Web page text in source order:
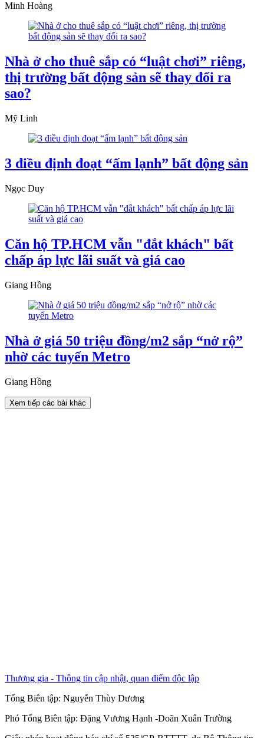
Minh Hoàng
Nhà ở cho thuê sắp có “luật chơi” riêng,
thị trường bất động sản sẽ thay đổi ra
sao?
Mỹ Linh
3 điều định đoạt “ấm lạnh” bất động sản
Ngọc Duy
Căn hộ TP.HCM vẫn "đắt khách" bất
chấp áp lực lãi suất và giá cao
Giang Hồng
Nhà ở giá 50 triệu đồng/m2 sắp “nở rộ”
nhờ các tuyến Metro
Giang Hồng
Xem tiếp các bài khác
Thương gia - Thông tin cập nhật, quan điểm độc lập
Tổng Biên tập: Nguyễn Thùy Dương
Phó Tổng Biên tập: Đặng Vương Hạnh -Doãn Xuân Trường